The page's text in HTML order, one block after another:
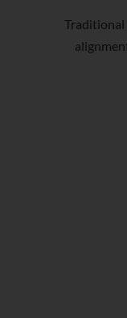
Traditional